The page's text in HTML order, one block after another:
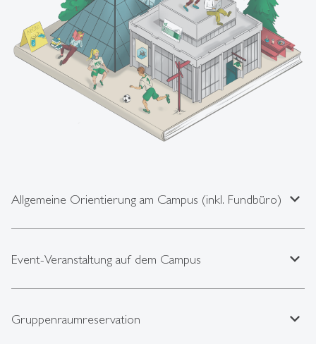
Allgemeine Orientierung am Campus (inkl. Fundbüro) expand_less
Event-Veranstaltung auf dem Campus expand_less
Gruppenraumreservation expand_less